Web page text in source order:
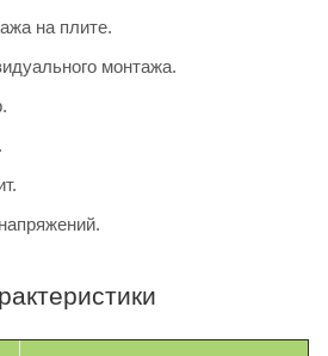
на плите.
монтажа.